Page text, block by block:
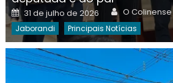
Posted
on
31 de julho de 2026 Author
O Colinense
Jaborandi Principais Notícias